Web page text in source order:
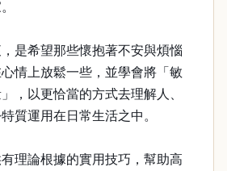
是希望那些懷抱著不安與煩惱
情上放鬆一些，並學會將「敏
，以更恰當的方式去理解人、
質運用在日常生活之中。
理論根據的實用技巧，幫助高